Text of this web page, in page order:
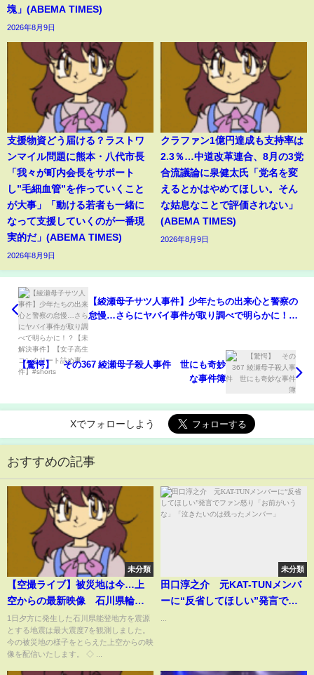
塊」(ABEMA TIMES)
2026年8月9日
支援物資どう届ける？ラストワ
ンマイル問題に熊本・八代市長
「我々が町内会長をサポート
し”毛細血管”を作っていくこと
が大事」「動ける若者も一緒に
なって支援していくのが一番現
実的だ」(ABEMA TIMES)
2026年8月9日
クラファン1億円達成も支持率は
2.3％…中道改革連合、8月の3党
合流議論に泉健太氏「党名を変
えるとかはやめてほしい。そん
な姑息なことで評価されない」
(ABEMA TIMES)
2026年8月9日
【綾瀬母子サツ人事件】少年たちの出来心と警察の
怠慢…さらにヤバイ事件が取り調べで明らかに！？
【驚愕】 その367 綾瀬母子殺人事件 世にも奇妙
な事件簿
Xでフォローしよう
おすすめの記事
未分類
【空撮ライブ】被災地は今…上
空からの最新映像 石川県輪島
市・珠洲市など『能登半島地
震』最大震度７―最新ニュース
ライブ Japan Earthquake
1日夕方に発生した石川県能登地方を震源
とする地震は最大震度7を観測しました。
今の被災地の様子をとらえた上空からの映
像を配信いたします。 ◇ ...
未分類
田口淳之介 元KAT-TUNメンバ
ーに“反省してほしい”発言でフ